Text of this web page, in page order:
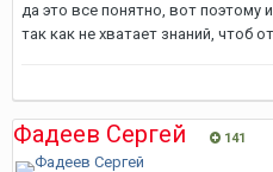
да это все понятно, вот поэтому
так как не хватает знаний, чтоб
Фадеев Сергей 141